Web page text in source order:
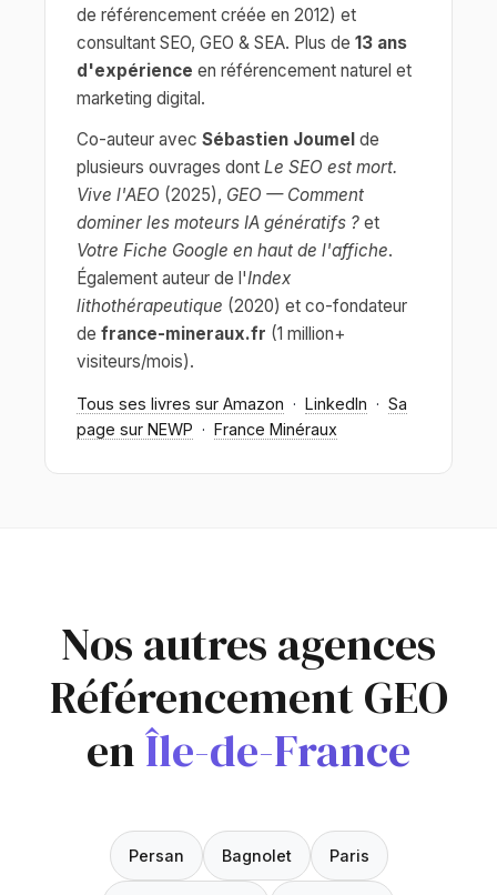
de référencement créée en 2012) et
consultant SEO, GEO & SEA. Plus de 13 ans
d'expérience en référencement naturel et
marketing digital.
Co-auteur avec Sébastien Joumel de
plusieurs ouvrages dont Le SEO est mort.
Vive l'AEO (2025), GEO — Comment
dominer les moteurs IA génératifs ? et
Votre Fiche Google en haut de l'affiche.
Également auteur de l'Index
lithothérapeutique (2020) et co-fondateur
de france-mineraux.fr (1 million+
visiteurs/mois).
Tous ses livres sur Amazon · LinkedIn · Sa
page sur NEWP · France Minéraux
Nos autres agences
Référencement GEO
enÎle-de-France
Persan Bagnolet Paris